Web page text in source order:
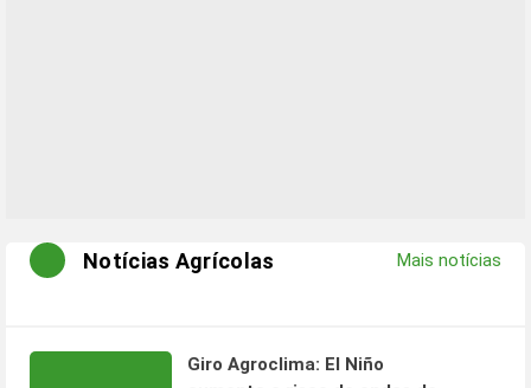
Notícias Agrícolas Mais notícias
Giro Agroclima: El Niño